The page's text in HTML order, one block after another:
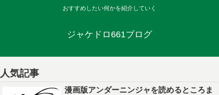
おすすめしたい何かを紹介していく
ジャケドロ661ブログ
人気記事
漫画版アンダーニンジャを読めるところま